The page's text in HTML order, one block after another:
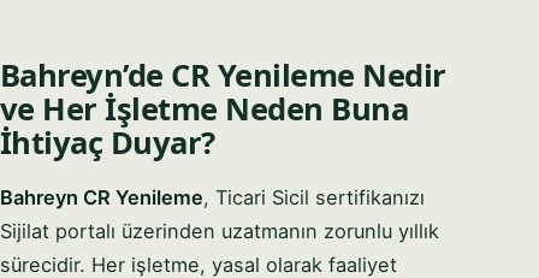
Bahreyn’de CR Yenileme Nedir
ve Her İşletme Neden Buna
İhtiyaç Duyar?
Bahreyn CR Yenileme, Ticari Sicil sertifikanızı
Sijilat portalı üzerinden uzatmanın zorunlu yıllık
sürecidir. Her işletme, yasal olarak faaliyet